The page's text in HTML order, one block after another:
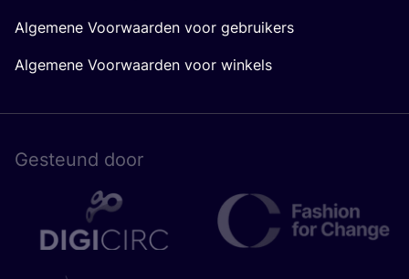
Algemene Voorwaarden voor gebruikers
Algemene Voorwaarden voor winkels
Gesteund door